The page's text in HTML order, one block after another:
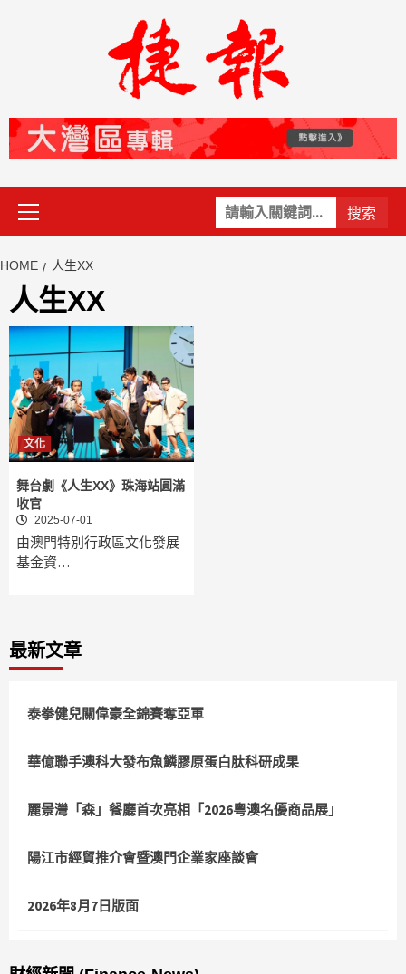
關
鍵
Primary
Menu
HOME 人生XX
人生XX
文化
舞台劇《人生XX》珠海站圓滿
收官
2025-07-01
由澳門特別行政區文化發展
基金資…
最新文章
泰拳健兒關偉豪全錦賽奪亞軍
華億聯手澳科大發布魚鱗膠原蛋白肽科研成果
麗景灣「森」餐廳首次亮相「2026粵澳名優商品展」
陽江市經貿推介會暨澳門企業家座談會
2026年8月7日版面